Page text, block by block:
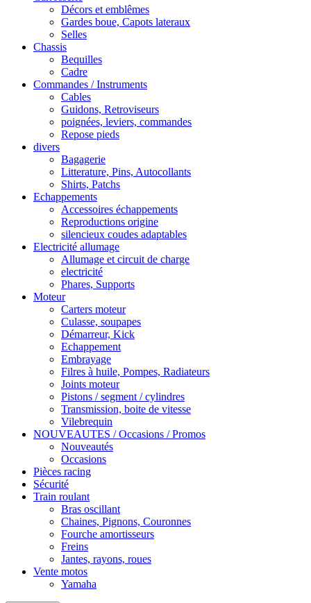
Décors et emblêmes
Gardes boue, Capots lateraux
Selles
Chassis
Bequilles
Cadre
Commandes / Instruments
Cables
Guidons, Retroviseurs
poignées, leviers, commandes
Repose pieds
divers
Bagagerie
Litterature, Pins, Autocollants
Shirts, Patchs
Echappements
Accessoires échappements
Reproductions origine
silencieux coudes adaptables
Electricité allumage
Allumage et circuit de charge
electricité
Phares, Supports
Moteur
Carters moteur
Culasse, soupapes
Démarreur, Kick
Echappement
Embrayage
Filres à huile, Pompes, Radiateurs
Joints moteur
Pistons / segment / cylindres
Transmission, boite de vitesse
Vilebrequin
NOUVEAUTES / Occasions / Promos
Nouveautés
Occasions
Pièces racing
Sécurité
Train roulant
Bras oscillant
Chaines, Pignons, Couronnes
Fourche amortisseurs
Freins
Jantes, rayons, roues
Vente motos
Yamaha